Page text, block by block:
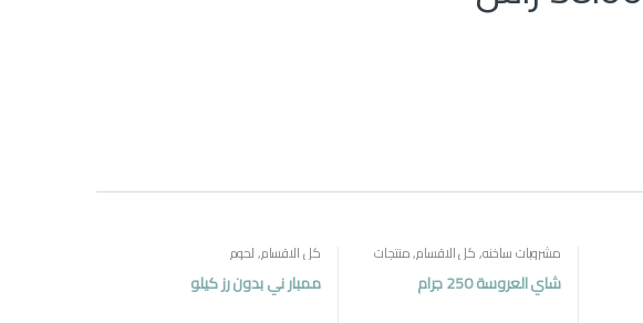
مشروبات ساخنه,كل الاقسام,منتجات
مصرية
شاي العروسة 250 جرام
كل الاقسام,لحوم
ممبار ني بدون رز كيلو